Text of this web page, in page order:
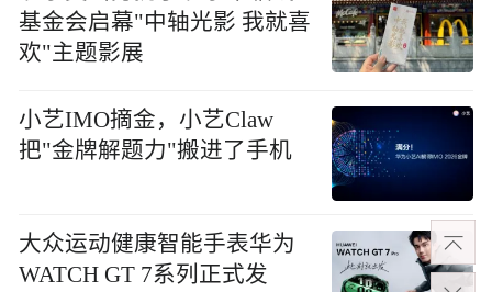
基金会启幕"中轴光影 我就喜
欢"主题影展
小艺IMO摘金，小艺Claw
把"金牌解题力"搬进了手机
大众运动健康智能手表华为
WATCH GT 7系列正式发